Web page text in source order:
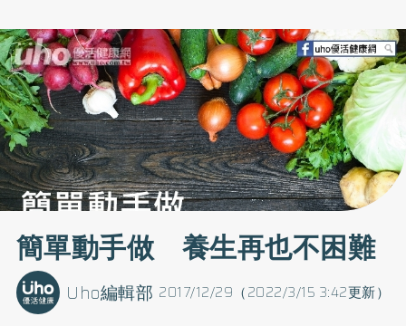
簡單動手做 養生再也不困難
2017/12/29（2022/3/15 3:42更新）
Uho編輯部